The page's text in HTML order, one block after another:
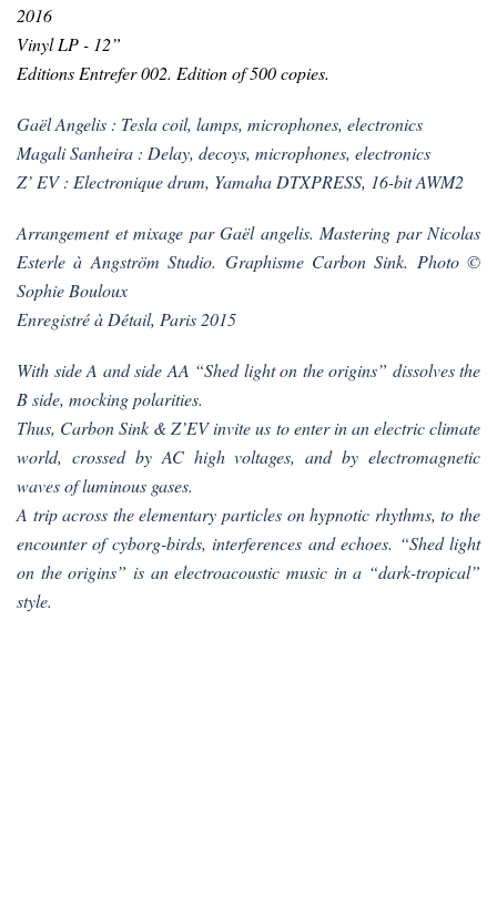
2016
Vinyl LP - 12”
Editions Entrefer 002. Edition of 500 copies.
Gaël Angelis : Tesla coil, lamps, microphones, electronics
Magali Sanheira : Delay, decoys, microphones, electronics
Z’ EV : Electronique drum, Yamaha DTXPRESS, 16-bit AWM2
Arrangement et mixage par Gaël angelis. Mastering par Nicolas
Esterle à Angström Studio. Graphisme Carbon Sink. Photo ©
Sophie Bouloux
Enregistré à Détail, Paris 2015
With side A and side AA “Shed light on the origins” dissolves the
B side, mocking polarities.
Thus, Carbon Sink & Z’EV invite us to enter in an electric climate
world, crossed by AC high voltages, and by electromagnetic
waves of luminous gases.
A trip across the elementary particles on hypnotic rhythms, to the
encounter of cyborg-birds, interferences and echoes. “Shed light
on the origins” is an electroacoustic music in a “dark-tropical”
style.